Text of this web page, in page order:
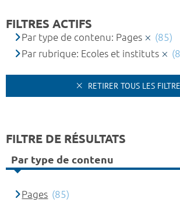
FILTRES ACTIFS
Par type de contenu: Pages
(85)
Par rubrique: Ecoles et instituts
RETIRER TOUS LES
FILTRE DE RÉSULTATS
Par type de contenu
Pages (85)